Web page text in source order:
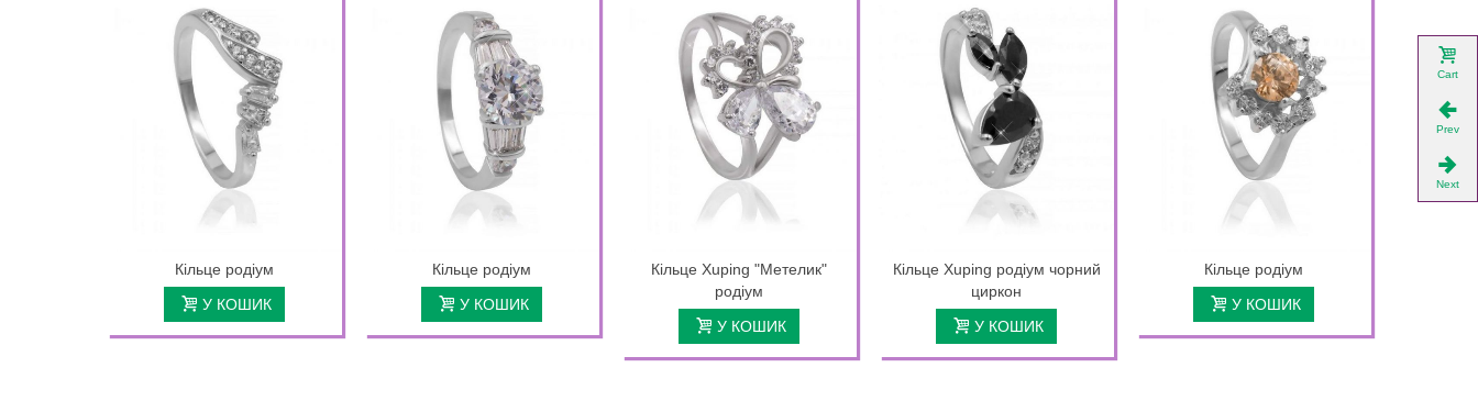
Кільце родіум
У КОШИК
Кільце родіум
У КОШИК
Кільце Xuping "Метелик"
родіум
У КОШИК
Кільце Xuping родіум чорний
циркон
У КОШИК
Кільце родіум
У КОШИК
Cart
Prev
Next